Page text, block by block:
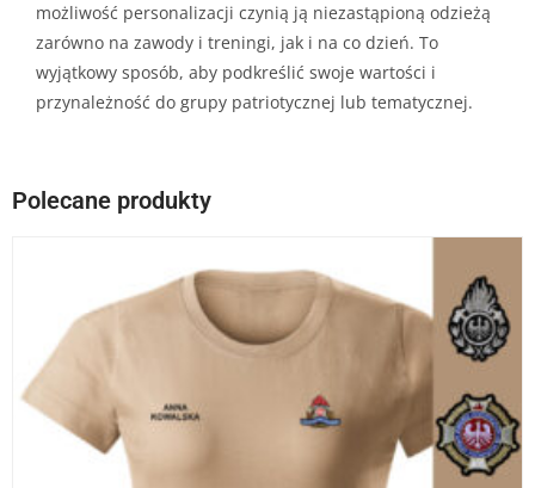
możliwość personalizacji czynią ją niezastąpioną odzieżą
zarówno na zawody i treningi, jak i na co dzień. To
wyjątkowy sposób, aby podkreślić swoje wartości i
przynależność do grupy patriotycznej lub tematycznej.
Polecane produkty